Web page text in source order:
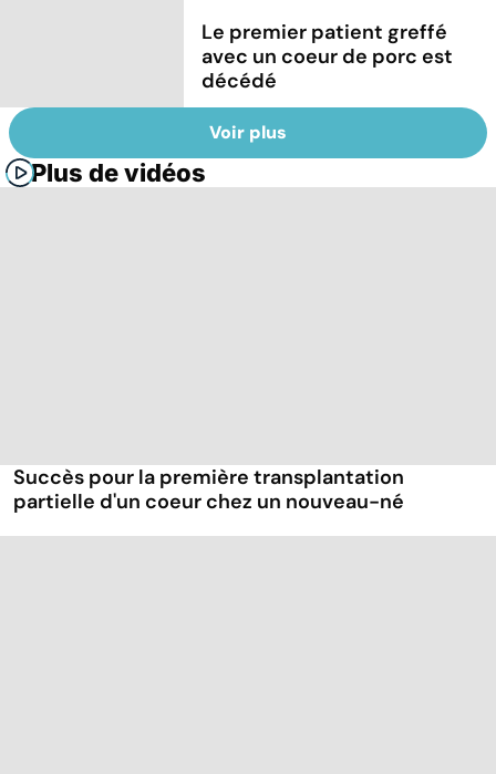
Le premier patient greffé
avec un coeur de porc est
décédé
Voir plus
Plus de vidéos
Succès pour la première transplantation
partielle d'un coeur chez un nouveau-né